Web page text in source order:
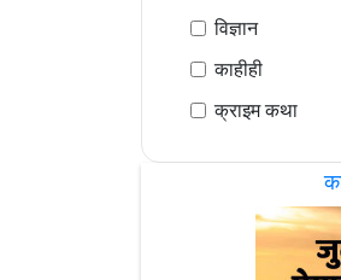
विज्ञान
काहीही
क्राइम कथा